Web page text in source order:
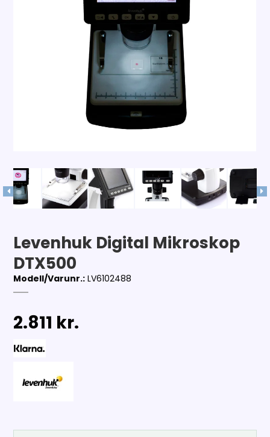
Levenhuk Digital Mikroskop
DTX500
Modell/Varunr.: LV6102488
2.811 kr.